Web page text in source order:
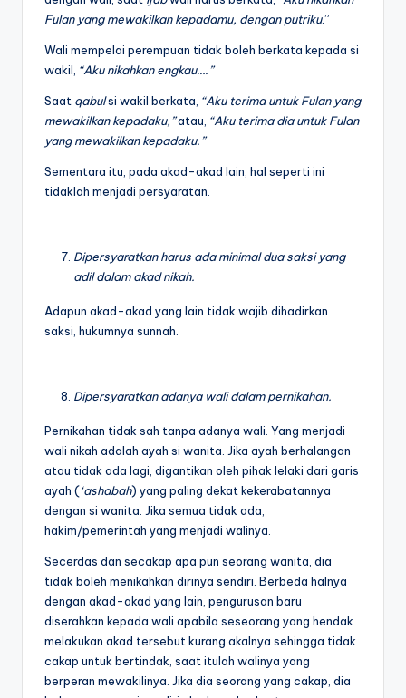
Fulan yang mewakilkan kepadamu, dengan putriku.”
Wali mempelai perempuan tidak boleh berkata kepada si
wakil, “Aku nikahkan engkau….”
Saat qabulsi wakil berkata, “Aku terima untuk Fulan yang
mewakilkan kepadaku,”atau, “Aku terima dia untuk Fulan
yang mewakilkan kepadaku.”
Sementara itu, pada akad-akad lain, hal seperti ini
tidaklah menjadi persyaratan.
Dipersyaratkan harus ada minimal dua saksi yang
adil dalam akad nikah.
Adapun akad-akad yang lain tidak wajib dihadirkan
saksi, hukumnya sunnah.
Dipersyaratkan adanya wali dalam pernikahan.
Pernikahan tidak sah tanpa adanya wali. Yang menjadi
wali nikah adalah ayah si wanita. Jika ayah berhalangan
atau tidak ada lagi, digantikan oleh pihak lelaki dari garis
ayah (‘ashabah) yang paling dekat kekerabatannya
dengan si wanita. Jika semua tidak ada,
hakim/pemerintah yang menjadi walinya.
Secerdas dan secakap apa pun seorang wanita, dia
tidak boleh menikahkan dirinya sendiri. Berbeda halnya
dengan akad-akad yang lain, pengurusan baru
diserahkan kepada wali apabila seseorang yang hendak
melakukan akad tersebut kurang akalnya sehingga tidak
cakap untuk bertindak, saat itulah walinya yang
berperan mewakilinya. Jika dia seorang yang cakap, dia